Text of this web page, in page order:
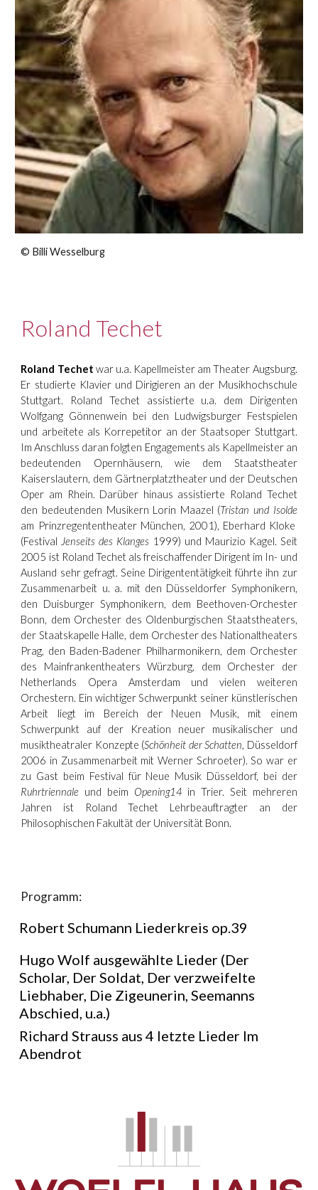
© Billi Wesselburg
Roland Techet
Roland Techet war u.a. Kapellmeister am Theater Augsburg.
Er studierte Klavier und Dirigieren an der Musikhochschule
Stuttgart. Roland Techet assistierte u.a. dem Dirigenten
Wolfgang Gönnenwein bei den Ludwigsburger Festspielen
und arbeitete als Korrepetitor an der Staatsoper Stuttgart.
Im Anschluss daran folgten Engagements als Kapellmeister an
bedeutenden Opernhäusern, wie dem Staatstheater
Kaiserslautern, dem Gärtnerplatztheater und der Deutschen
Oper am Rhein. Darüber hinaus assistierte Roland Techet
den bedeutenden Musikern Lorin Maazel (Tristan und Isolde
am Prinzregententheater München, 2001), Eberhard Kloke
(FestivalJenseits des Klanges 1999) und Maurizio Kagel. Seit
2005 ist Roland Techet als freischaffender Dirigent im In- und
Ausland sehr gefragt. Seine Dirigententätigkeit führte ihn zur
Zusammenarbeit u. a. mit den Düsseldorfer Symphonikern,
den Duisburger Symphonikern, dem Beethoven-Orchester
Bonn, dem Orchester des Oldenburgischen Staatstheaters,
der Staatskapelle Halle, dem Orchester des Nationaltheaters
Prag, den Baden-Badener Philharmonikern, dem Orchester
des Mainfrankentheaters Würzburg, dem Orchester der
Netherlands Opera Amsterdam und vielen weiteren
Orchestern. Ein wichtiger Schwerpunkt seiner künstlerischen
Arbeit liegt im Bereich der Neuen Musik, mit einem
Schwerpunkt auf der Kreation neuer musikalischer und
musiktheatraler Konzepte (Schönheit der Schatten, Düsseldorf
2006 in Zusammenarbeit mit Werner Schroeter). So war er
zu Gast beim Festival für Neue Musik Düsseldorf, bei der
Ruhrtriennale und beim Opening14 in Trier. Seit mehreren
Jahren ist Roland Techet Lehrbeauftragter an der
Philosophischen Fakultät der Universität Bonn.
Programm:
Robert Schumann Liederkreis op.39
Hugo Wolf ausgewählte Lieder (Der
Scholar, Der Soldat, Der verzweifelte
Liebhaber, Die Zigeunerin, Seemanns
Abschied, u.a.)
Richard Strauss aus 4 letzte Lieder Im
Abendrot